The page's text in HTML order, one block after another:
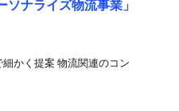
ナライズ物流事業」
かく提案 物流関連のコン